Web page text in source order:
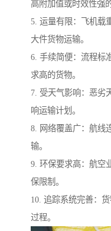
高附加值或时效性强
5. 运量有限：飞机载
大件货物运输。
6. 手续简便：流程标
求高的货物。
7. 受天气影响：恶劣
响运输计划。
8. 网络覆盖广：航线
输。
9. 环保要求高：航空
保限制。
10. 追踪系统完善：
过程。